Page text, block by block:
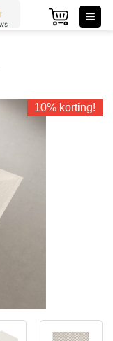
10% korting!